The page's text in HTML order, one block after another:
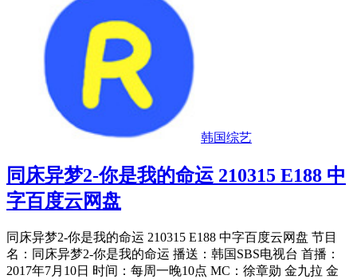
韩国综艺
同床异梦2-你是我的命运 210315 E188 中
字百度云网盘
同床异梦2-你是我的命运 210315 E188 中字百度云网盘 节目
名：同床异梦2-你是我的命运 播送：韩国SBS电视台 首播：
2017年7月10日 时间：每周一晚10点 MC：徐章勋 金九拉 金